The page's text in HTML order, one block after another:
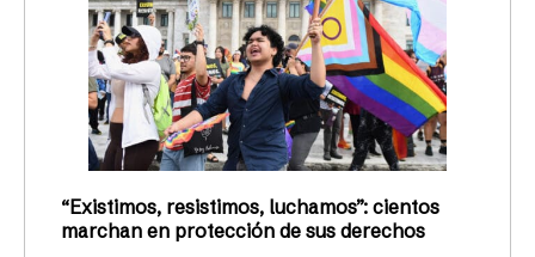
“Existimos, resistimos, luchamos”: cientos
marchan en protección de sus derechos